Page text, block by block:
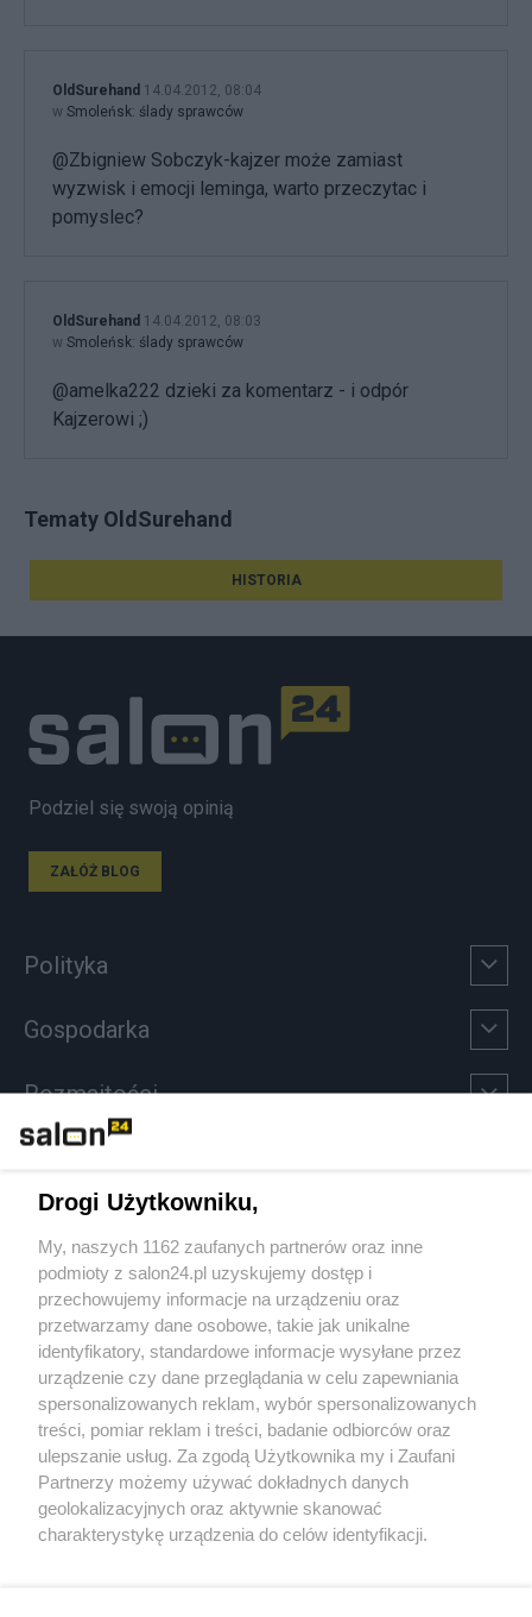
OldSurehand 14.04.2012, 08:04
w Smoleńsk: ślady sprawców
@Zbigniew Sobczyk-kajzer może zamiast
wyzwisk i emocji leminga, warto przeczytac i
pomyslec?
OldSurehand 14.04.2012, 08:03
w Smoleńsk: ślady sprawców
@amelka222 dzieki za komentarz - i odpór
Kajzerowi ;)
Tematy OldSurehand
HISTORIA
Podziel się swoją opinią
ZAŁÓŻ BLOG
Polityka
Gospodarka
Rozmaitości
Sport
Społeczeństwo
Kultura
X Facebook Instagram Youtube
Drogi Użytkowniku,
My, naszych 1162 zaufanych partnerów oraz inne
podmioty z salon24.pl uzyskujemy dostęp i
przechowujemy informacje na urządzeniu oraz
przetwarzamy dane osobowe, takie jak unikalne
identyfikatory, standardowe informacje wysyłane przez
urządzenie czy dane przeglądania w celu zapewniania
spersonalizowanych reklam, wybór spersonalizowanych
treści, pomiar reklam i treści, badanie odbiorców oraz
ulepszanie usług. Za zgodą Użytkownika my i Zaufani
Partnerzy możemy używać dokładnych danych
geolokalizacyjnych oraz aktywnie skanować
charakterystykę urządzenia do celów identyfikacji.